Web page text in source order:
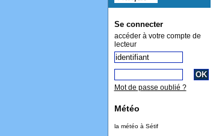
Se connecter
accéder à votre compte de
lecteur
Mot de passe oublié ?
Météo
la météo à Sétif